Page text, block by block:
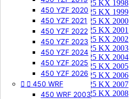
450 YZF 2020
450 YZF 2021
450 YZF 2022
450 YZF 2023
450 YZF 2024
450 YZF 2025
450 YZF 2026
  450 WRF
450 WRF 2003
125 KX 1998
125 KX 1999
125 KX 2000
125 KX 2001
125 KX 2002
125 KX 2003
125 KX 2004
125 KX 2005
125 KX 2006
125 KX 2007
125 KX 2008